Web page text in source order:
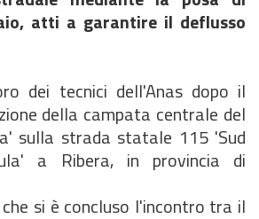
atti a garantire il deflusso
dei tecnici dell'Anas dopo il
della campata centrale del
sulla strada statale 115 'Sud
a Ribera, in provincia di
che si è concluso l'incontro tra il